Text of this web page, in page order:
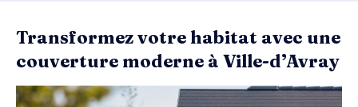
Transformez votre habitat avec une
couverture moderne à Ville-d’Avray